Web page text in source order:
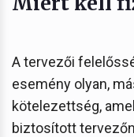
A tervezői
esemény olyan,
kötelezettség,
biztosított